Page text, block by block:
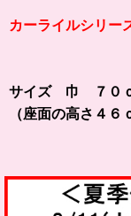
カーライルシリー
サイズ 巾 ７０
（座面の高さ４６